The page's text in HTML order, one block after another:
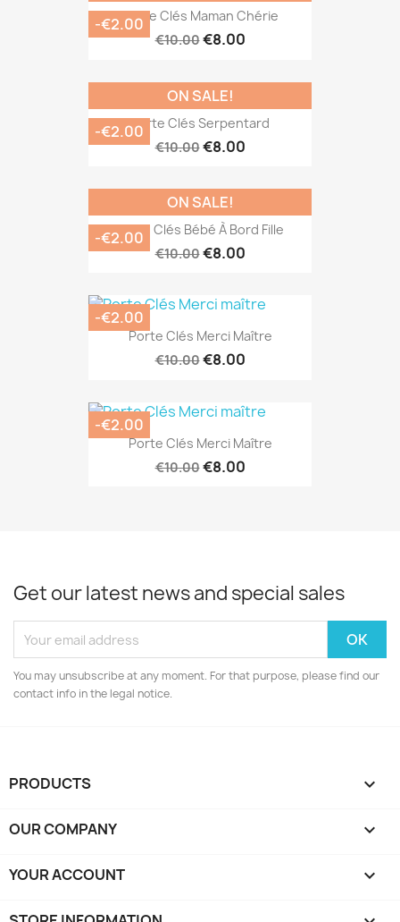
Porte Clés Maman Chérie
€10.00€8.00
-€2.00
Porte Clés Serpentard
€10.00€8.00
ON SALE!
-€2.00
Porte Clés Bébé À Bord Fille
€10.00€8.00
ON SALE!
-€2.00
Porte Clés Merci Maître
€10.00€8.00
-€2.00
Porte Clés Merci Maître
€10.00€8.00
-€2.00
Get our latest news and special sales
You may unsubscribe at any moment. For that purpose, please find our
contact info in the legal notice.
PRODUCTS 
OUR COMPANY 
YOUR ACCOUNT 